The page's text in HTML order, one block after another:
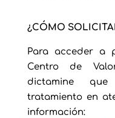
¿CÓMO
Para acceder a
Centro de
dictamine
tratamiento en
información: